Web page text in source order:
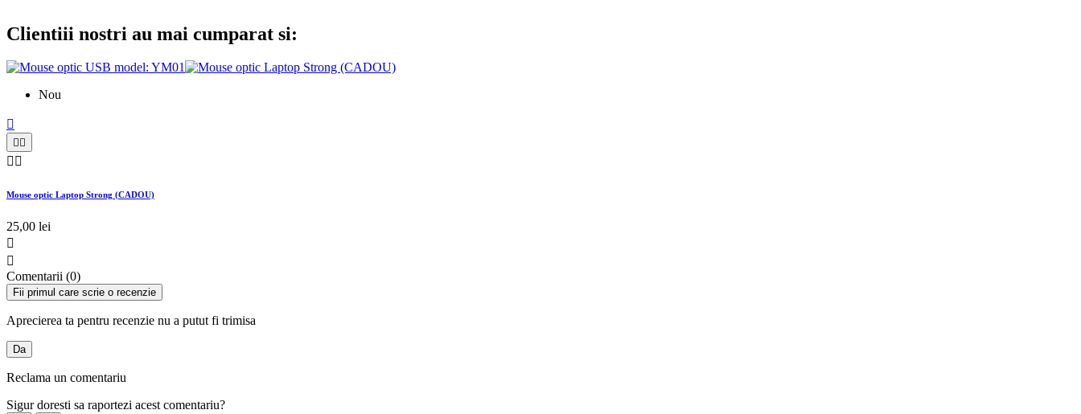
Clientiii nostri au mai cumparat si:
Nou

 
 
Mouse optic Laptop Strong (CADOU)
25,00 lei


Comentarii (0)
Fii primul care scrie o recenzie
Aprecierea ta pentru recenzie nu a putut fi trimisa
Da
Reclama un comentariu
Sigur doresti sa raportezi acest comentariu?